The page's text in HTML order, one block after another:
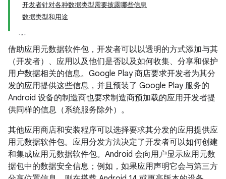
开发者针对各种数据类型需要披露哪些信息
数据类型和用途
借助应用元数据软件包，开发者可以以透明的方式添加与其
（开发者）、应用以及他们是否以及如何收集、分享和保护
用户数据相关的信息。Google Play 商店要求开发者为其分
发的应用提供这些信息，并且预装了 Google Play 服务的
Android 设备的制造商也要求制造商预加载的应用开发者提
供同样的信息（系统服务除外）。
其他应用商店和安装程序可以选择要求其分发的应用提供应
用元数据软件包。应用分发方法决定了开发者可以如何创建
和集成应用元数据软件包。Android 会向用户显示应用元数
据包中的数据安全信息；例如，如果应用声明它会与第三方